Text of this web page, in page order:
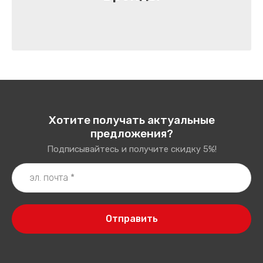
Хотите получать актуальные
предложения?
Подписывайтесь и получите скидку 5%!
Отправить